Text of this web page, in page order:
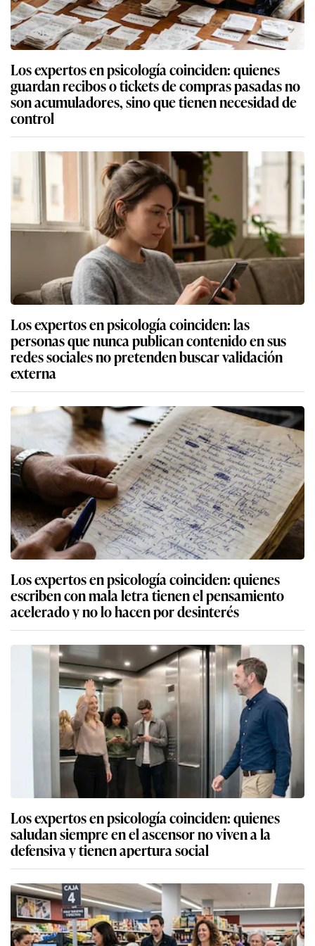
Los expertos en psicología coinciden: quienes
guardan recibos o tickets de compras pasadas no
son acumuladores, sino que tienen necesidad de
control
Los expertos en psicología coinciden: las
personas que nunca publican contenido en sus
redes sociales no pretenden buscar validación
externa
Los expertos en psicología coinciden: quienes
escriben con mala letra tienen el pensamiento
acelerado y no lo hacen por desinterés
Los expertos en psicología coinciden: quienes
saludan siempre en el ascensor no viven a la
defensiva y tienen apertura social